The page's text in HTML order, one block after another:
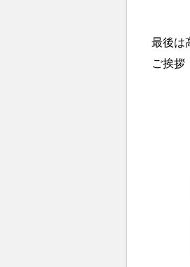
最後は
ご挨拶